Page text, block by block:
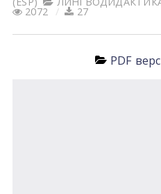
2072 27
PDF